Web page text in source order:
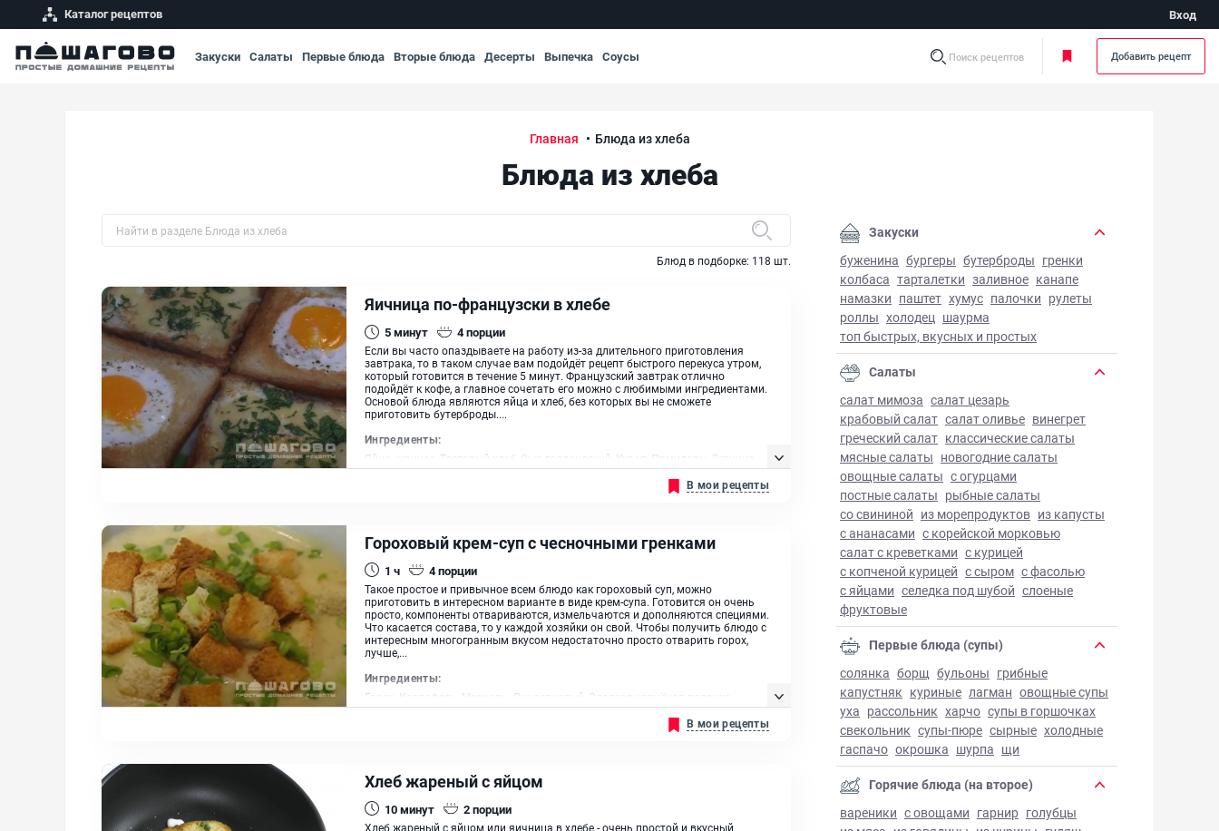
Каталог рецептов Вход
Закуски Салаты Первые блюда Вторые блюда Десерты Выпечка Соусы Поиск рецептов Добавить рецепт
Главная Блюда из хлеба
Блюда из хлеба
Блюд в подборке: 118 шт.
Яичница по-французски в хлебе
5минут 4порции
Если вы часто опаздываете на работу из-за длительного приготовления
завтрака, то в таком случае вам подойдёт рецепт быстрого перекуса утром,
который готовится в течение 5 минут. Французский завтрак отлично
подойдёт к кофе, а главное сочетать его можно с любимыми ингредиентами.
Основой блюда являются яйца и хлеб, без которых вы не сможете
приготовить бутерброды....
Ингредиенты:
Яйцо куриное, Тостовый хлеб, Сыр голландский, Укроп, Помидоры, Ветчина,
В мои рецепты
Гороховый крем-суп с чесночными гренками
1 ч 4порции
Такое простое и привычное всем блюдо как гороховый суп, можно
приготовить в интересном варианте в виде крем-супа. Готовится он очень
просто, компоненты отвариваются, измельчаются и дополняются специями.
Что касается состава, то у каждой хозяйки он свой. Чтобы получить блюдо с
интересным многогранным вкусом недостаточно просто отварить горох,
лучше,...
Ингредиенты:
Горох, Картофель, Морковь, Лук репчатый, Сладкая копчёная паприка,
В мои рецепты
Хлеб жареный с яйцом
10минут 2порции
Хлеб жареный с яйцом или яичница в хлебе - очень простой и вкусный
Закуски
буженина бургеры бутерброды гренки
колбаса тарталетки заливное канапе
намазки паштет хумус палочки рулеты
роллы холодец шаурма
топ быстрых, вкусных и простых
Салаты
салат мимоза салат цезарь
крабовый салат салат оливье винегрет
греческий салат классические салаты
мясные салаты новогодние салаты
овощные салаты с огурцами
постные салаты рыбные салаты
со свининой из морепродуктов из капусты
с ананасами с корейской морковью
салат с креветками с курицей
с копченой курицей с сыром с фасолью
с яйцами селедка под шубой слоеные
фруктовые
Первые блюда (супы)
солянка борщ бульоны грибные
капустняк куриные лагман овощные супы
уха рассольник харчо супы в горшочках
свекольник супы-пюре сырные холодные
гаспачо окрошка шурпа щи
Горячие блюда (на второе)
вареники с овощами гарнир голубцы